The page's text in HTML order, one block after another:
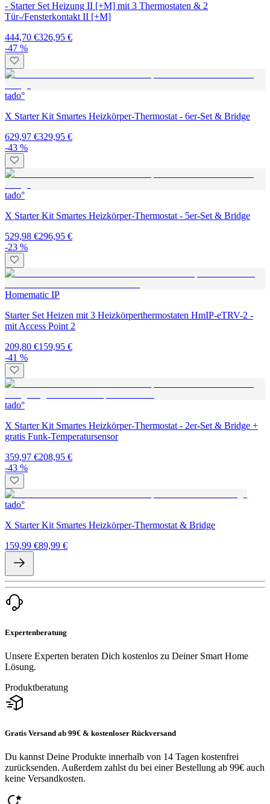
- Starter Set Heizung II [+M] mit 3 Thermostaten & 2
Tür-/Fensterkontakt II [+M]
444,70 €326,95 €
-47 %
tado°
X Starter Kit Smartes Heizkörper-Thermostat - 6er-Set & Bridge
629,97 €329,95 €
-43 %
tado°
X Starter Kit Smartes Heizkörper-Thermostat - 5er-Set & Bridge
529,98 €296,95 €
-23 %
Homematic IP
Starter Set Heizen mit 3 Heizkörperthermostaten HmIP-eTRV-2 -
mit Access Point 2
209,80 €159,95 €
-41 %
tado°
X Starter Kit Smartes Heizkörper-Thermostat - 2er-Set & Bridge +
gratis Funk-Temperatursensor
359,97 €208,95 €
-43 %
tado°
X Starter Kit Smartes Heizkörper-Thermostat & Bridge
159,99 €89,99 €
Expertenberatung
Unsere Experten beraten Dich kostenlos zu Deiner Smart Home
Lösung.
Produktberatung
Gratis Versand ab 99€ & kostenloser Rückversand
Du kannst Deine Produkte innerhalb von 14 Tagen kostenfrei
zurücksenden. Außerdem zahlst du bei einer Bestellung ab 99€ auch
keine Versandkosten.